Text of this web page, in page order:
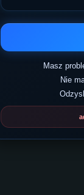
Masz
Nie